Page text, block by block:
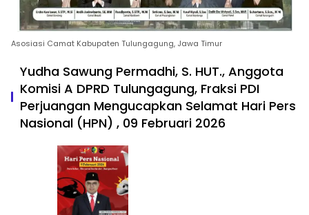
Asosiasi Camat Kabupaten Tulungagung, Jawa Timur
Yudha Sawung Permadhi, S. HUT., Anggota
Komisi A DPRD Tulungagung, Fraksi PDI
Perjuangan Mengucapkan Selamat Hari Pers
Nasional (HPN) , 09 Februari 2026